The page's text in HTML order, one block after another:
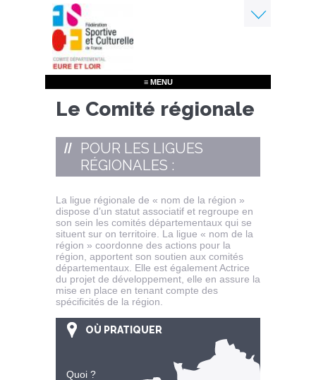
Aller
au
contenu
principal
≡ MENU
Le Comité régionale
POUR LES LIGUES
RÉGIONALES :
La ligue régionale de « nom de la région »
dispose d’un statut associatif et regroupe en
son sein les comités départementaux qui se
situent sur on territoire. La ligue « nom de la
région » coordonne des actions pour la
région, apportent son soutien aux comités
départementaux. Elle est également Actrice
du projet de développement, elle en assure la
mise en place en tenant compte des
spécificités de la région.
OÙ PRATIQUER
Quoi ?